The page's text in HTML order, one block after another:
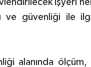
ve güvenliği ile
alanında